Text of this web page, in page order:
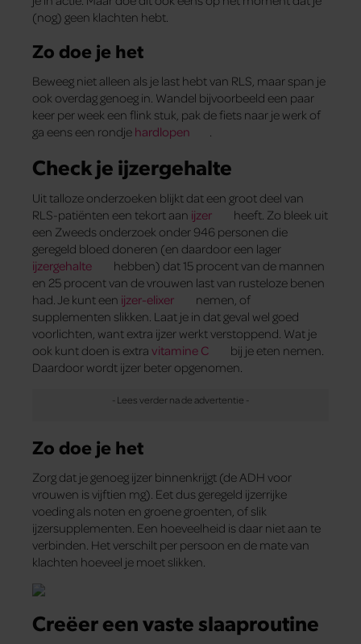
(nog) geen klachten hebt.
Zo doe je het
Beweeg niet alleen als je last hebt van RLS, maar span je
ook overdag genoeg in. Wandel bijvoorbeeld een paar
keer per week een flink stuk, pak de fiets naar je werk of
ga eens een rondje hardlopen .
Check je ijzergehalte
Uit talloze onderzoeken blijkt dat een groot deel van
RLS-patiënten een tekort aan ijzer
heeft. Zo bleek uit
een Zweeds onderzoek onder 946 personen die
geregeld bloed doneren (en daardoor een lager
ijzergehalte
hebben) dat 15 procent van de mannen
en 25 procent van de vrouwen last van rusteloze benen
had. Je kunt een ijzer-elixer
nemen, of
supplementen slikken. Laat je in dat geval wel goed
voorlichten, want extra ijzer werkt verstoppend. Wat je
ook kunt doen is extra vitamine C
bij je eten nemen.
Daardoor wordt ijzer beter opgenomen.
Zo doe je het
Zorg dat je genoeg ijzer binnenkrijgt (de ADH voor
vrouwen is vijftien mg). Eet dus geregeld ijzerrijke
voeding als noten en groene groenten, of slik
ijzersupplementen. Een hoeveelheid is daar niet aan te
verbinden. Het verschilt per persoon en de mate van
klachten hoeveel je moet slikken.
Creëer een vaste slaaproutine